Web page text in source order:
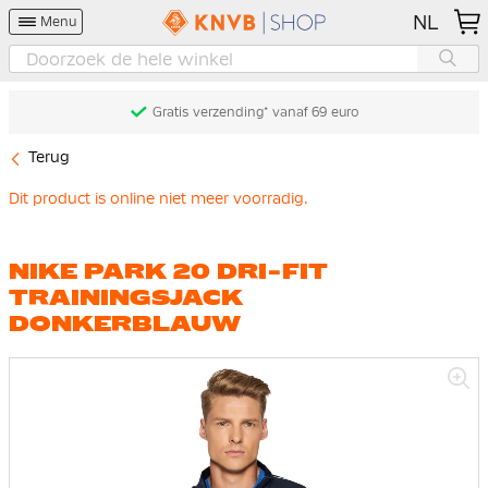
Menu NL
Gratis verzending* vanaf 69 euro
Terug
Dit product is online niet meer voorradig.
NIKE PARK 20 DRI-FIT
TRAININGSJACK
DONKERBLAUW